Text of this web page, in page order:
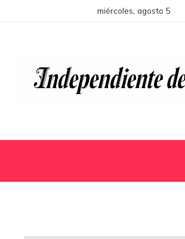
miércoles, agosto 5